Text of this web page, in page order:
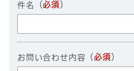
件名 （必須 ）
お問い合わせ内容 （必須 ）